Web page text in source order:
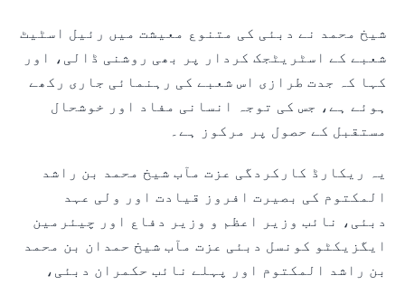
شیخ محمد نے دبئی کی متنوع معیشت میں رئیل اسٹیٹ
شعبے کے اسٹریٹجک کردار پر بھی روشنی ڈالی، اور
کہا کہ جدت طرازی اس شعبے کی رہنمائی جاری رکھے
ہوئے ہے، جس کی توجہ انسانی مفاد اور خوشحال
مستقبل کے حصول پر مرکوز ہے۔
یہ ریکارڈ کارکردگی عزت مآب شیخ محمد بن راشد
المکتوم کی بصیرت افروز قیادت اور ولی عہد
دبئی، نائب وزیر اعظم و وزیر دفاع اور چیئرمین
ایگزیکٹو کونسل دبئی عزت مآب شیخ حمدان بن محمد
بن راشد المکتوم اور پہلے نائب حکمران دبئی،